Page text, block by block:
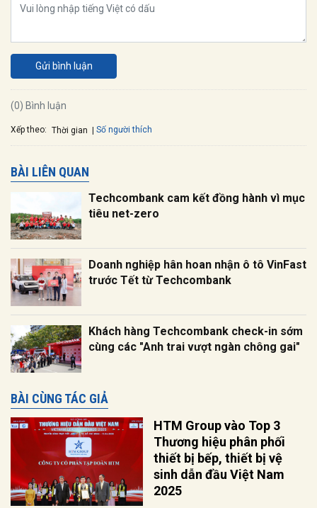
Gửi bình luận
(0) Bình luận
Xếp theo: Thời gian Số người thích
BÀI LIÊN QUAN
Techcombank cam kết đồng hành vì mục
tiêu net-zero
Doanh nghiệp hân hoan nhận ô tô VinFast
trước Tết từ Techcombank
Khách hàng Techcombank check-in sớm
cùng các "Anh trai vượt ngàn chông gai"
BÀI CÙNG TÁC GIẢ
HTM Group vào Top 3
Thương hiệu phân phối
thiết bị bếp, thiết bị vệ
sinh dẫn đầu Việt Nam
2025